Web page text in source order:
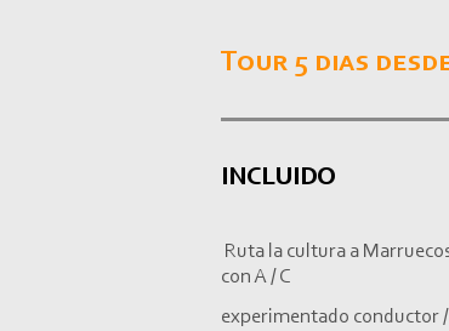
Tour 5 dias
INCLUIDO
Ruta la cultura a
con A / C
experimentado conductor